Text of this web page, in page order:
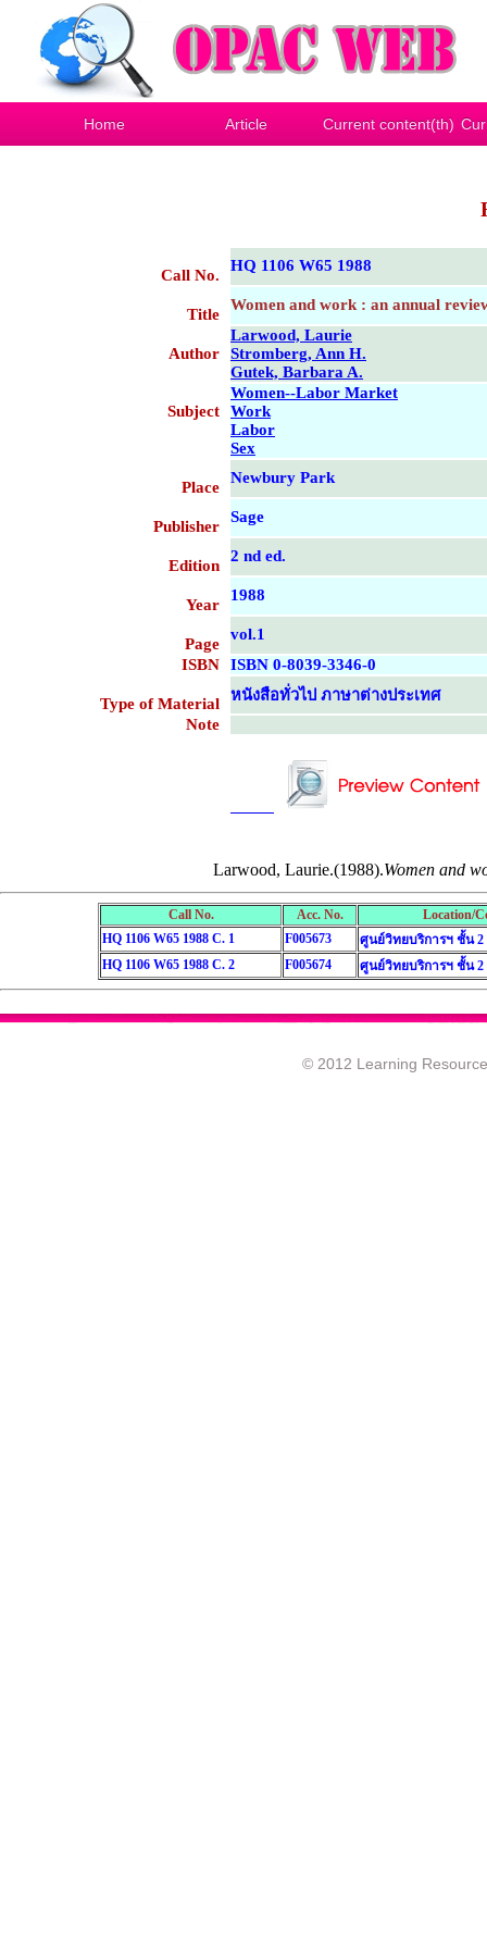
Home Article Current content(th)
Call No.
HQ 1106 W65 1988
Title
Women and work : an annual
Author
Larwood, Laurie
Stromberg, Ann H.
Gutek, Barbara A.
Subject
Women--Labor Market
Work
Labor
Sex
Place
Newbury Park
Publisher
Sage
Edition
2 nd ed.
Year
1988
Page
vol.1
ISBN
ISBN 0-8039-3346-0
Type of Material
หนังสือทั่วไป ภาษาต่างประเทศ
Note
Larwood, Laurie.(1988).Women and
Call No. Acc. No.
Location/
HQ 1106 W65 1988 C. 1
F005673
ศูนย์วิทยบริการฯ ชั้น 2
HQ 1106 W65 1988 C. 2
F005674 ศูนย์วิทยบริการฯ ชั้น 2
© 2012 Learning